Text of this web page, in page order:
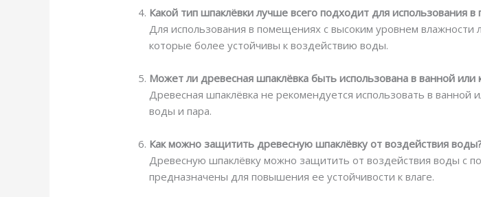
Какой тип шпаклёвки лучше всего подходит для использования
Для использования в помещениях с высоким уровнем влажности
которые более устойчивы к воздействию воды.
Может ли древесная шпаклёвка быть использована в ванной или
Древесная шпаклёвка не рекомендуется использовать в
воды и пара.
Как можно защитить древесную шпаклёвку от воздействия
Древесную шпаклёвку можно защитить от воздействия воды с
предназначены для повышения ее устойчивости к влаге.